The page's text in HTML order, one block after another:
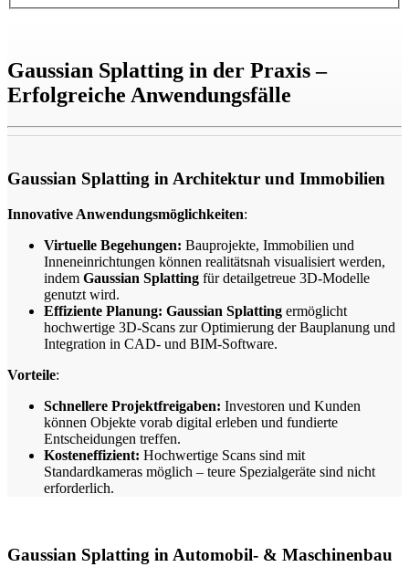
Gaussian Splatting in der Praxis –
Erfolgreiche Anwendungsfälle
Gaussian Splatting in Architektur und Immobilien
Innovative Anwendungsmöglichkeiten:
Virtuelle Begehungen: Bauprojekte, Immobilien und
Inneneinrichtungen können realitätsnah visualisiert werden,
indem Gaussian Splatting für detailgetreue 3D-Modelle
genutzt wird.
Effiziente Planung: Gaussian Splatting ermöglicht
hochwertige 3D-Scans zur Optimierung der Bauplanung und
Integration in CAD- und BIM-Software.
Vorteile:
Schnellere Projektfreigaben: Investoren und Kunden
können Objekte vorab digital erleben und fundierte
Entscheidungen treffen.
Kosteneffizient: Hochwertige Scans sind mit
Standardkameras möglich – teure Spezialgeräte sind nicht
erforderlich.
Gaussian Splatting in Automobil- & Maschinenbau